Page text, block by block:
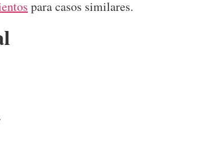
para casos similares.